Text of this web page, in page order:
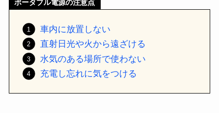
ポータブル電源の注意点
車内に放置しない
直射日光や火から遠ざける
水気のある場所で使わない
充電し忘れに気をつける